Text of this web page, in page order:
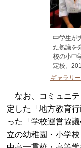
中学生が
た熟議を
校の小中
定校。
ギャラリ
なお、コミュニテ
定した「地方教育
った「学校運営協
立の幼稚園・小学